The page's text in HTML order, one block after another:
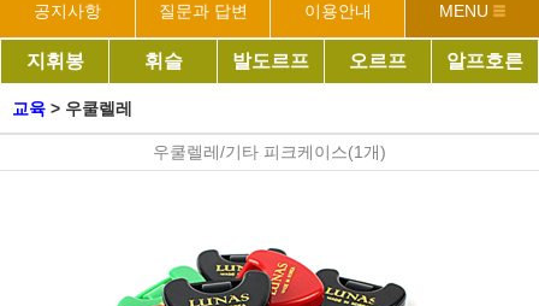
공지사항 질문과 답변 이용안내 MENU
지휘봉 휘슬 발도르프 오르프 알프호른
교육 > 우쿨렐레
우쿨렐레/기타 피크케이스(1개)